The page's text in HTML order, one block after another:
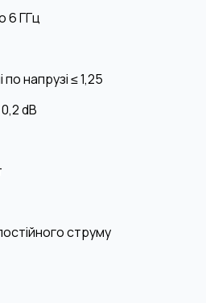
6 ГГц
напрузі ≤ 1,25
dB
струму